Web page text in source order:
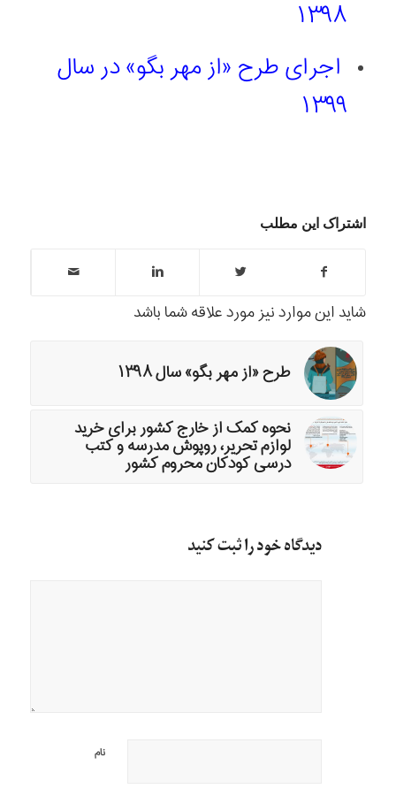
۱۳۹۸
اجرای طرح «از مهر بگو» در سال
۱۳۹۹
اشتراک این مطلب
شاید این موارد نیز مورد علاقه شما باشد
طرح «از مهر بگو» سال ۱۳۹۸
نحوه کمک از خارج کشور برای خرید
لوازم تحریر، روپوش مدرسه و کتب
درسی کودکان محروم کشور
دیدگاه خود را ثبت کنید
نام